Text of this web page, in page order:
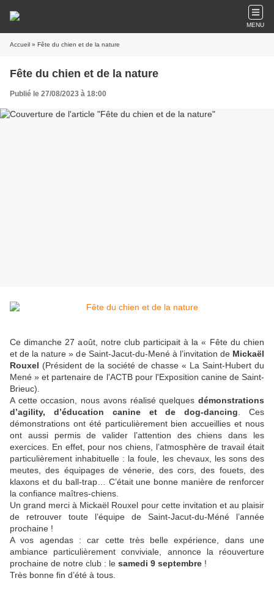
MENU
Accueil » Fête du chien et de la nature
Fête du chien et de la nature
Publié le 27/08/2023 à 18:00
Ce dimanche 27 août, notre club participait à la « Fête du chien
et de la nature » de Saint-Jacut-du-Mené à l’invitation de Mickaël
Rouxel (Président de la société de chasse « La Saint-Hubert du
Mené » et partenaire de l'ACTB pour l'Exposition canine de Saint-
Brieuc).
A cette occasion, nous avons réalisé quelques démonstrations
d’agility, d’éducation canine et de dog-dancing . Ces
démonstrations ont été particulièrement bien accueillies et nous
ont aussi permis de valider l’attention des chiens dans les
exercices. En effet, pour nos chiens, l’atmosphère de travail était
particulièrement inhabituelle : la foule, les chevaux, les sons des
meutes, des équipages de vénerie, des cors, des fouets, des
klaxons et du ball-trap… C’était une bonne manière de renforcer
la confiance maîtres-chiens.
Un grand merci à Mickaël Rouxel pour cette invitation et au plaisir
de retrouver toute l’équipe de Saint-Jacut-du-Méné l’année
prochaine !
A vos agendas : car cette très belle expérience, dans une
ambiance particulièrement conviviale, annonce la réouverture
prochaine de notre club : le samedi 9 septembre !
Très bonne fin d’été à tous.